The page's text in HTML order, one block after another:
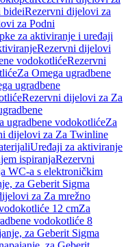
bideiRezervni dijelovi za
za Podni
za aktiviranje i uređaji
Rezervni dijelovi
vodokotlićeRezervni
Za Omega ugradbene
ugradbene
Rezervni dijelovi za Za
ugradbene vodokotlićeZa
dijelovi za Za Twinline
Uređaji za aktiviranje
ispiranjaRezervni
WC-a s elektroničkim
za Geberit Sigma
za Za mrežno
12 cmZa
vodokotliće 8
za Geberit Sigma